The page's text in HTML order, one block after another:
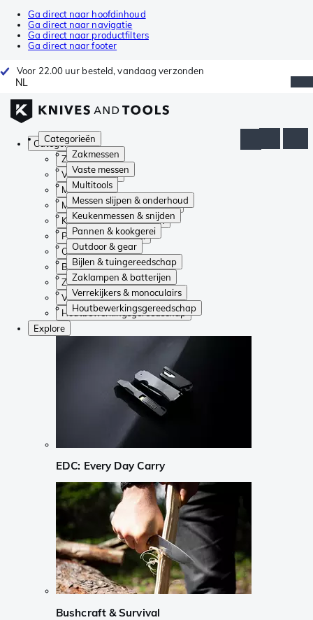
Ga direct naar hoofdinhoud
Ga direct naar navigatie
Ga direct naar productfilters
Ga direct naar footer
Voor 22.00 uur besteld, vandaag verzonden
NL
Categorieën
Zakmessen
Vaste messen
Multitools
Messen slijpen & onderhoud
Keukenmessen & snijden
Pannen & kookgerei
Outdoor & gear
Bijlen & tuingereedschap
Zaklampen & batterijen
Verrekijkers & monoculairs
Houtbewerkingsgereedschap
Categorieën
Zakmessen
Vaste messen
Multitools
Messen slijpen & onderhoud
Keukenmessen & snijden
Pannen & kookgerei
Outdoor & gear
Bijlen & tuingereedschap
Zaklampen & batterijen
Verrekijkers & monoculairs
Houtbewerkingsgereedschap
Explore
EDC: Every Day Carry
Bushcraft & Survival